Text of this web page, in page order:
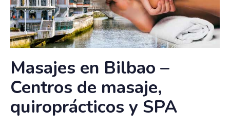
Masajes en Bilbao –
Centros de masaje,
quiroprácticos y SPA